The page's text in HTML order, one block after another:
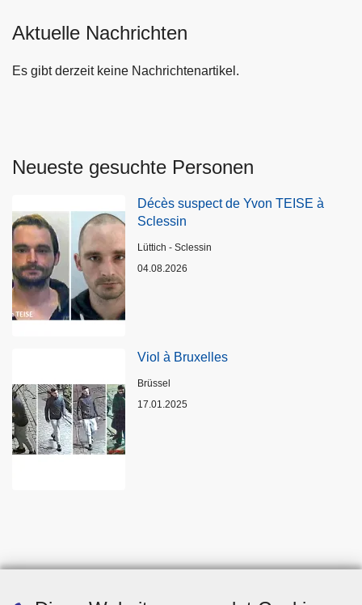
Aktuelle Nachrichten
Es gibt derzeit keine Nachrichtenartikel.
Neueste gesuchte Personen
Décès suspect de Yvon TEISE à
Sclessin
Standort
Lüttich - Sclessin
04.08.2026
Viol à Bruxelles
Standort
Brüssel
17.01.2025